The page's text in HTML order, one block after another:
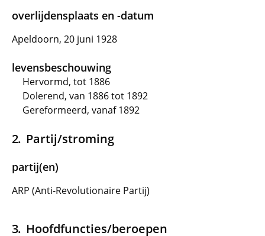
overlijdensplaats en -datum
Apeldoorn, 20 juni 1928
levensbeschouwing
Hervormd, tot 1886
Dolerend, van 1886 tot 1892
Gereformeerd, vanaf 1892
Partij/stroming
partij(en)
ARP (Anti-Revolutionaire Partij)
Hoofdfuncties/beroepen